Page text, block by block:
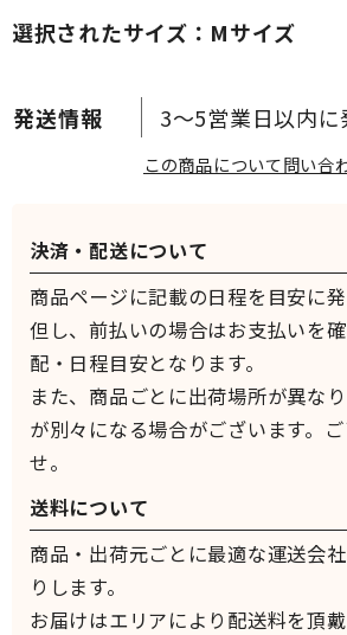
3～5営業日以内に
選択されたサイズ：Mサイズ
この商品について問い合
決済・配送について
商品ページに記載の日程を目安に発
但し、前払いの場合はお支払いを
配・日程目安となります。
また、商品ごとに出荷場所が異な
が別々になる場合がございます。
せ。
送料について
商品・出荷元ごとに最適な運送会
りします。
お届けはエリアにより配送料を頂